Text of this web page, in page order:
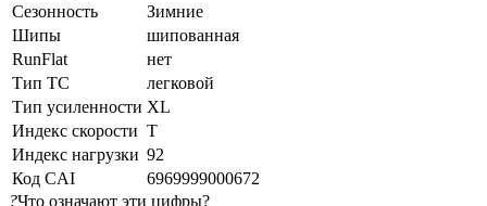
Сезонность
Зимние
Шипы
шипованная
RunFlat
нет
Тип ТС
легковой
Тип усиленности XL
Индекс скорости T
Индекс нагрузки 92
Код CAI
6969999000672
?Что означают эти цифры?